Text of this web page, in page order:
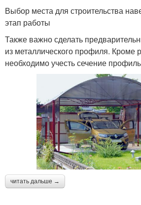
Выбор места для строительства
этап работы
Также важно сделать
из металлического профиля. Кроме
необходимо учесть сечение
читать дальше →